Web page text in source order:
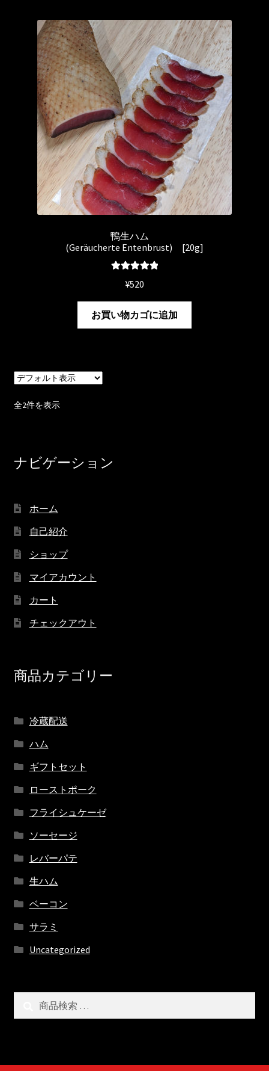
鴨生ハム
(Geräucherte Entenbrust) [20g]
¥520
お買い物カゴに追加
全2件を表示
ナビゲーション
ホーム
自己紹介
ショップ
マイアカウント
カート
チェックアウト
商品カテゴリー
冷蔵配送
ハム
ギフトセット
ローストポーク
フライシュケーゼ
ソーセージ
レバーパテ
生ハム
ベーコン
サラミ
Uncategorized